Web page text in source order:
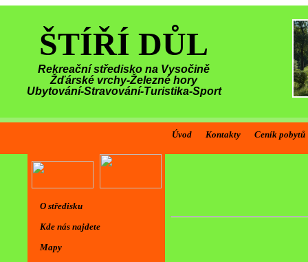
ŠTÍŘÍ DŮL
Rekreační středisko na Vysočině
Žďárské vrchy-Železné hory
Ubytování-Stravování-Turistika-Sport
Úvod Kontakty Ceník pobytů
O středisku
Kde nás najdete
Mapy